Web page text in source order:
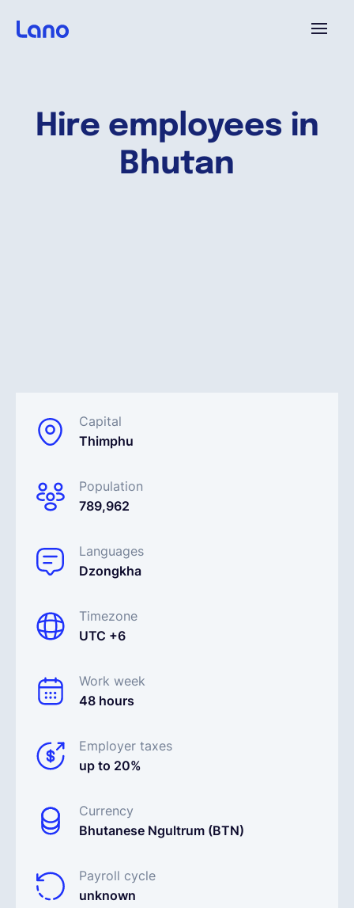
Hire employees in
Bhutan
Capital
Thimphu
Population
789,962
Languages
Dzongkha
Timezone
UTC +6
Work week
48 hours
Employer taxes
up to 20%
Currency
Bhutanese Ngultrum (BTN)
Payroll cycle
unknown
¿Por qué Lano?
Solicita una demo
Contractor Management